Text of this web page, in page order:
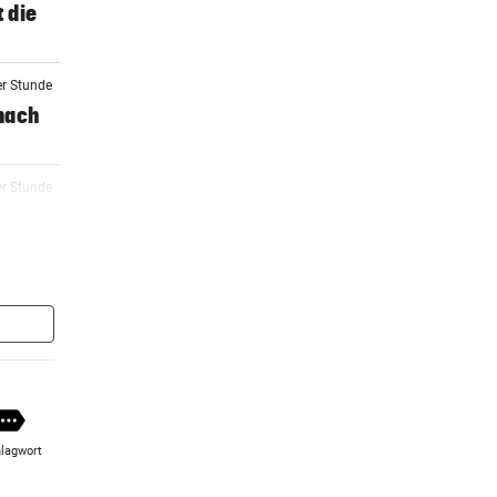
die
Stunde
Stunde
Stunde